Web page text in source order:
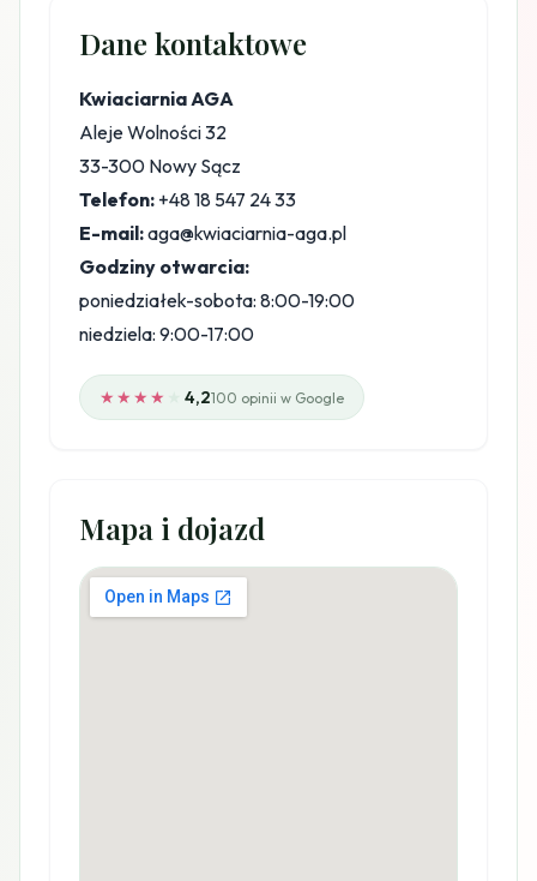
Dane kontaktowe
Kwiaciarnia AGA
Aleje Wolności 32
33-300 Nowy Sącz
Telefon: +48 18 547 24 33
E-mail:aga@kwiaciarnia-aga.pl
Godziny otwarcia:
poniedziałek-sobota: 8:00-19:00
niedziela: 9:00-17:00
★★★★ 4,2100 opinii w Google
Mapa i dojazd